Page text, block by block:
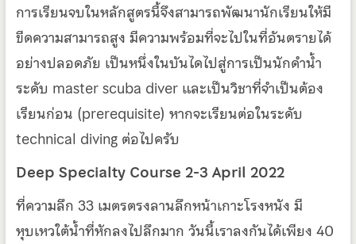
การเรียนจบในหลักสูตรนี้จึงสามารถพัฒนานักเรียนให้มี
ขีดความสามารถสูง มีความพร้อมที่จะไปในที่อันตรายได้
อย่างปลอดภัย เป็นหนึ่งในบันไดไปสู่การเป็นนักดำน้ำ
ระดับ master scuba diver และเป็นวิชาที่จำเป็นต้อง
เรียนก่อน (prerequisite) หากจะเรียนต่อในระดับ
technical diving ต่อไปครับ
Deep Specialty Course 2-3 April 2022
ที่ความลึก 33 เมตรตรงลานลึกหน้าเกาะโรงหนัง มี
หุบเหวใต้น้ำที่หักลงไปลึกมาก วันนี้เราลงกันได้เพียง 40